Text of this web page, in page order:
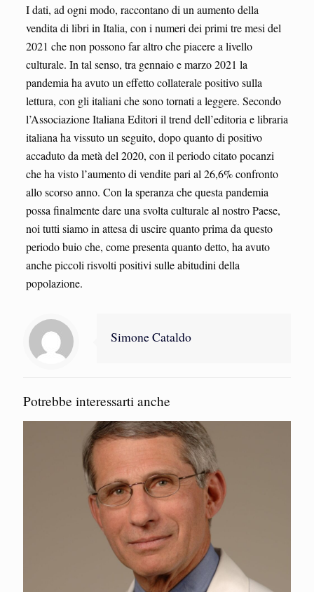
I dati, ad ogni modo, raccontano di un aumento della
vendita di libri in Italia, con i numeri dei primi tre mesi del
2021 che non possono far altro che piacere a livello
culturale. In tal senso, tra gennaio e marzo 2021 la
pandemia ha avuto un effetto collaterale positivo sulla
lettura, con gli italiani che sono tornati a leggere. Secondo
l’Associazione Italiana Editori il trend dell’editoria e libraria
italiana ha vissuto un seguito, dopo quanto di positivo
accaduto da metà del 2020, con il periodo citato pocanzi
che ha visto l’aumento di vendite pari al 26,6% confronto
allo scorso anno. Con la speranza che questa pandemia
possa finalmente dare una svolta culturale al nostro Paese,
noi tutti siamo in attesa di uscire quanto prima da questo
periodo buio che, come presenta quanto detto, ha avuto
anche piccoli risvolti positivi sulle abitudini della
popolazione.
Simone Cataldo
Potrebbe interessarti anche